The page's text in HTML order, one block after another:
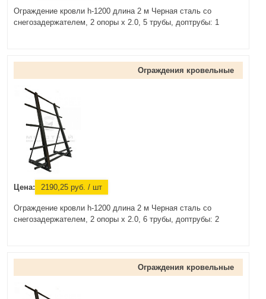
Ограждение кровли h-1200 длина 2 м Черная сталь со
снегозадержателем, 2 опоры х 2.0, 5 трубы, доптрубы: 1
Ограждения кровельные
Цена: 2190,25 руб. / шт
Ограждение кровли h-1200 длина 2 м Черная сталь со
снегозадержателем, 2 опоры х 2.0, 6 трубы, доптрубы: 2
Ограждения кровельные